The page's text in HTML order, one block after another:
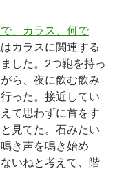
、カラス、何で
カラスに関連する
した。2つ鞄を持っ
ら、夜に飲む飲み
った。接近してい
て思わずに首をす
見てた。石みたい
き声を鳴き始め
いねと考えて、階